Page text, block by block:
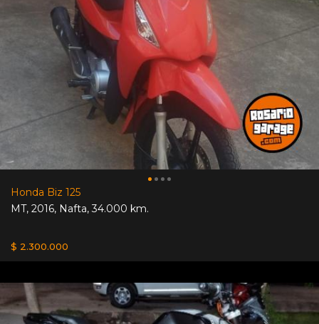
Honda Biz 125
MT, 2016, Nafta,34.000 km.
$ 2.300.000